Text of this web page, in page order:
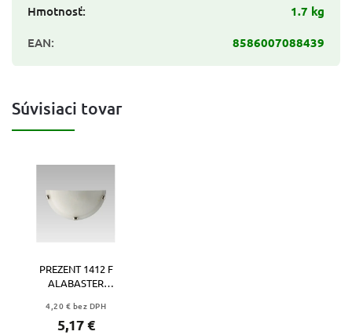
Hmotnosť:
1.7 kg
EAN: 8586007088439
Súvisiaci tovar
PREZENT 1412 F
ALABASTER
WHITE/CHROME
4,20 € bez DPH
5,17 €